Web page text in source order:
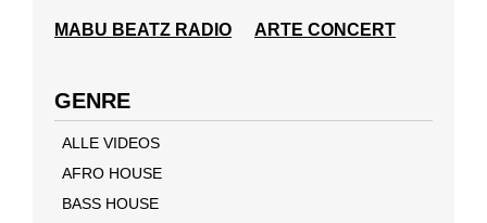
MABU BEATZ RADIO ARTE CONCERT
GENRE
ALLE VIDEOS
AFRO HOUSE
BASS HOUSE